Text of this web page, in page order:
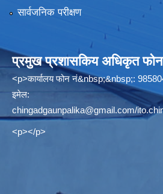
सार्वजनिक परीक्षण
प्रमुख प्रशासकिय अधिकृत
<p>कार्यालय फोन नं&nbsp;&nbsp;:
इमेल:
chingadgaunpalika@gmail.com/
<p></p>